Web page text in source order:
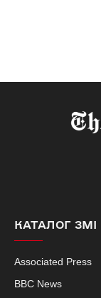
КАТАЛОГ ЗМІ
Associated Press
BBC News